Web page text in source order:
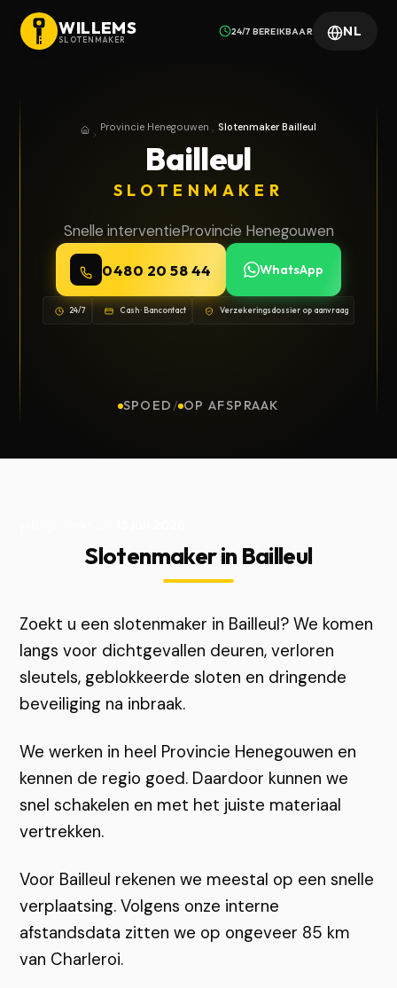
WILLEMS
SLOTENMAKER
24/7 BEREIKBAAR NL
HomeProvincie Henegouwen
Provincie Henegouwen Slotenmaker Bailleul
Bailleul
SLOTENMAKER
Snelle interventieProvincie Henegouwen
0480 20 58 44 WhatsApp
24/7 Cash · Bancontact Verzekeringsdossier op aanvraag
SPOED / OP AFSPRAAK
Slotenmaker in Bailleul
Zoekt u een slotenmaker in Bailleul? We komen
langs voor dichtgevallen deuren, verloren
sleutels, geblokkeerde sloten en dringende
beveiliging na inbraak.
We werken in heel Provincie Henegouwen en
kennen de regio goed. Daardoor kunnen we
snel schakelen en met het juiste materiaal
vertrekken.
Voor Bailleul rekenen we meestal op een snelle
verplaatsing. Volgens onze interne
afstandsdata zitten we op ongeveer 85 km
van Charleroi.